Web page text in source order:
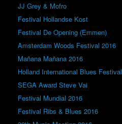
JJ Grey & Mofro
Festival Hollandse Kost
Festival De Opening (Emmen)
Amsterdam Woods Festival 2016
Mañana Mañana 2016
Holland International Blues Festival
SEGA Award Steve Vai
Festival Mundial 2016
Festival Ribs & Blues 2016